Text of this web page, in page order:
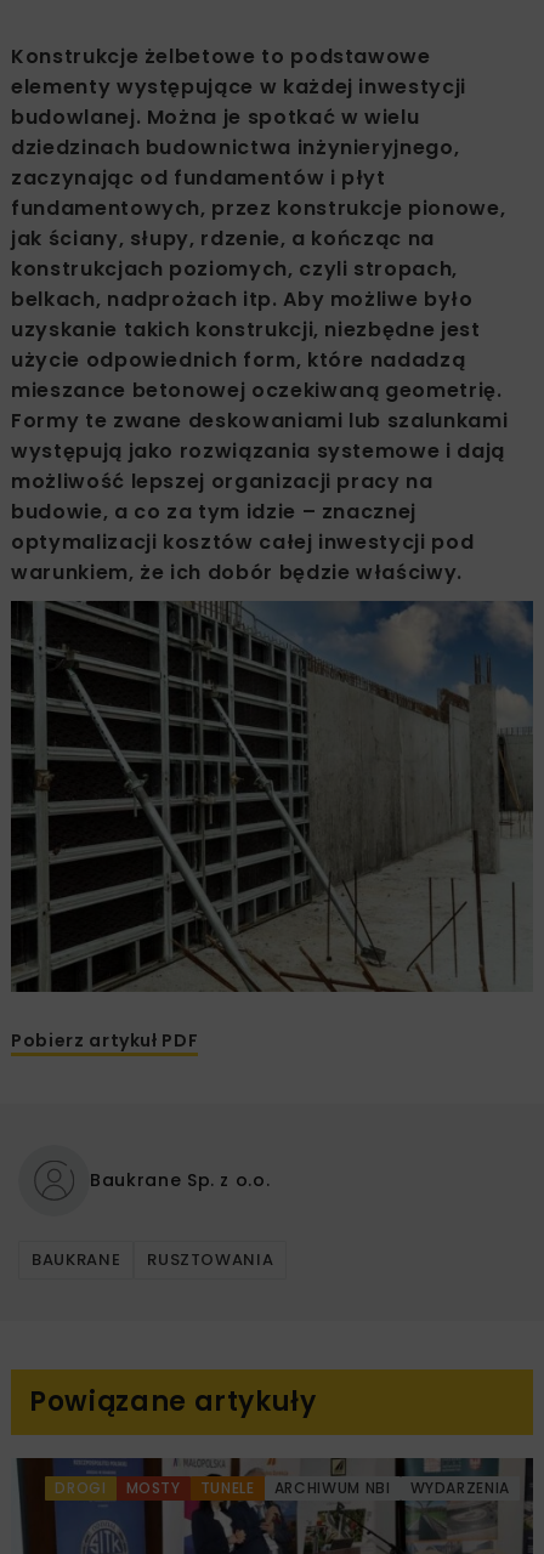
Konstrukcje żelbetowe to podstawowe
elementy występujące w każdej inwestycji
budowlanej. Można je spotkać w wielu
dziedzinach budownictwa inżynieryjnego,
zaczynając od fundamentów i płyt
fundamentowych, przez konstrukcje pionowe,
jak ściany, słupy, rdzenie, a kończąc na
konstrukcjach poziomych, czyli stropach,
belkach, nadprożach itp. Aby możliwe było
uzyskanie takich konstrukcji, niezbędne jest
użycie odpowiednich form, które nadadzą
mieszance betonowej oczekiwaną geometrię.
Formy te zwane deskowaniami lub szalunkami
występują jako rozwiązania systemowe i dają
możliwość lepszej organizacji pracy na
budowie, a co za tym idzie – znacznej
optymalizacji kosztów całej inwestycji pod
warunkiem, że ich dobór będzie właściwy.
Pobierz artykuł PDF
Baukrane Sp. z o.o.
BAUKRANE RUSZTOWANIA
Powiązane artykuły
DROGI MOSTY TUNELE ARCHIWUM NBI WYDARZENIA